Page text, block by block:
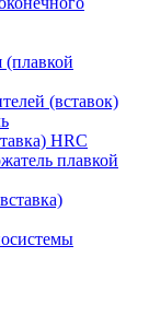
(плавкой
(вставок)
HRC
плавкой